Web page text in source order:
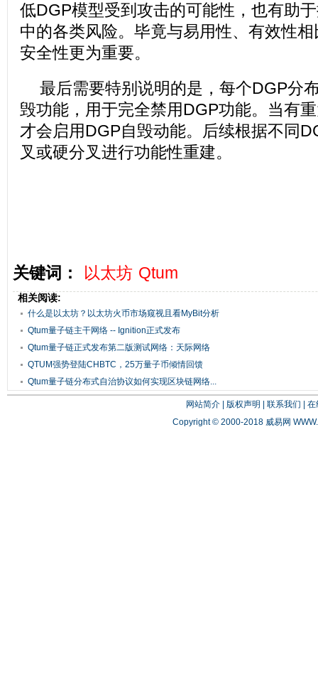
低DGP模型受到攻击的可能性，也有助
中的各类风险。毕竟与易用性、有效性
安全性更为重要。
最后需要特别说明的是，每个DGP分
毁功能，用于完全禁用DGP功能。当有
才会启用DGP自毁动能。后续根据不同
叉或硬分叉进行功能性重建。
关键词： 以太坊 Qtum
相关阅读:
什么是以太坊？以太坊火币市场窥视且看MyBit分析
Qtum量子链主干网络 -- Ignition正式发布
Qtum量子链正式发布第二版测试网络：天际网络
QTUM强势登陆CHBTC，25万量子币倾情回馈
Qtum量子链分布式自治协议如何实现区块链网络...
网站简介| 版权声明 联系我们
在
Copyright © 2000-2018 威易网 WWW.